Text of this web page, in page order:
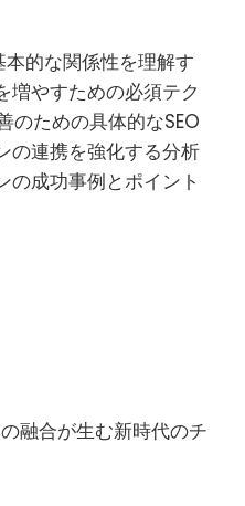
的な関係性を理解す
増やすための必須テク
のための具体的なSEO
の連携を強化する分析
の成功事例とポイント
融合が生む新時代のチ